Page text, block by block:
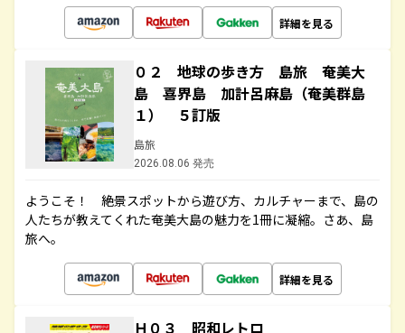
詳細を見る
０２ 地球の歩き方 島旅 奄美大
島 喜界島 加計呂麻島（奄美群島
１） ５訂版
島旅
2026.08.06 発売
ようこそ！ 絶景スポットから遊び方、カルチャーまで、島の
人たちが教えてくれた奄美大島の魅力を1冊に凝縮。さあ、島
旅へ。
詳細を見る
Ｈ０３ 昭和レトロ